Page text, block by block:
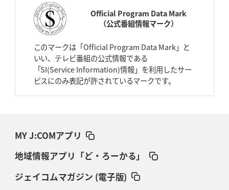
Official Program Data Mark
（公式番組情報マーク）
このマークは「Official Program Data Mark」と
いい、テレビ番組の公式情報である
「SI(Service Information)情報」を利用したサー
ビスにのみ表記が許されているマークです。
MY J:COMアプリ
地域情報アプリ「ど・ろーかる」
ジェイコムマガジン (電子版)